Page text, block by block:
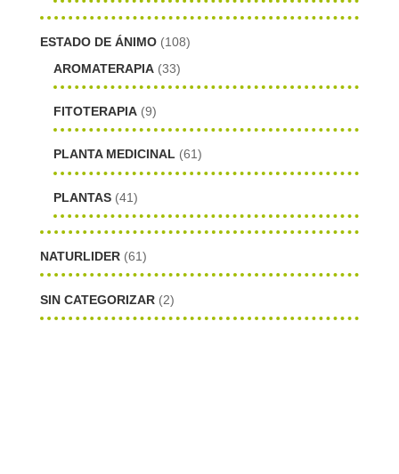
ESTADO DE ÁNIMO (108)
AROMATERAPIA (33)
FITOTERAPIA (9)
PLANTA MEDICINAL (61)
PLANTAS (41)
NATURLIDER (61)
SIN CATEGORIZAR (2)